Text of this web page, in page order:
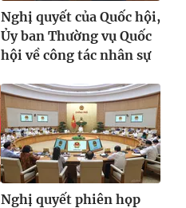
Nghị quyết của Quốc hội,
Ủy ban Thường vụ Quốc
hội về công tác nhân sự
Nghị quyết phiên họp